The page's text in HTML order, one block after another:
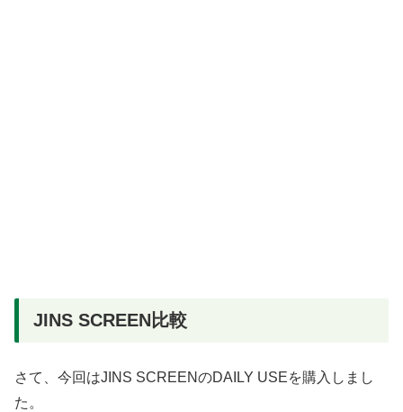
JINS SCREEN比較
さて、今回はJINS SCREENのDAILY USEを購入しまし
た。